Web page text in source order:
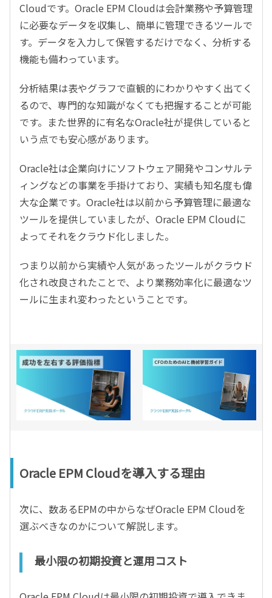
Cloudです。Oracle EPM Cloudは会計業務や予算管理
に必要なデータを収集し、簡単に管理できるツールで
す。データを入力して保管するだけでなく、分析する
機能も備わっています。
分析結果は表やグラフで直観的にわかりやすく出てく
るので、専門的な知識がなくても把握することが可能
です。また世界的に有名なOracle社が提供していると
いう点でも安心感があります。
Oracle社は企業向けにソフトウェア開発やコンサルテ
ィングなどの事業を手掛けており、実績も知名度も偉
大な企業です。Oracle社は以前から予算管理に最適な
ツールを提供していましたが、Oracle EPM Cloudに
よってそれをクラウド化しました。
つまり以前から実績や人気があったツールがクラウド
化され改良されたことで、より業務効率化に最適なツ
ールに生まれ変わったということです。
Oracle EPM Cloudを導入する理由
次に、数あるEPMの中からなぜOracle EPM Cloudを
選ぶべきなのかについて解説します。
最小限の初期投資と運用コスト